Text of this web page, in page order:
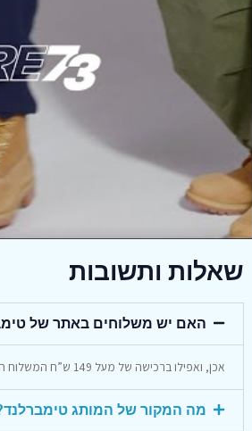
שאלות ותשובות
האם יש משלוחים באתר של
אכן, ואפילו ברכישה של מעל 149 ש”ח המשלוח הוא בחינם !
מה המקור של המותג